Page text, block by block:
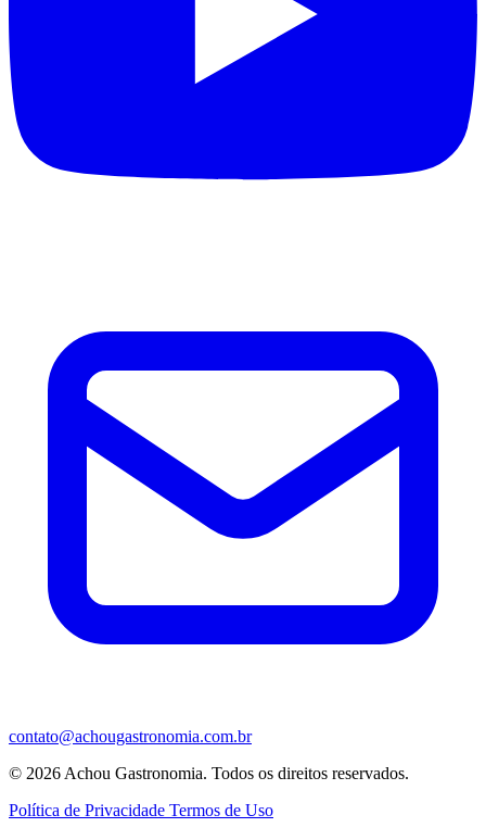
contato@achougastronomia.com.br
© 2026 Achou Gastronomia. Todos os direitos reservados.
Política de Privacidade Termos de Uso